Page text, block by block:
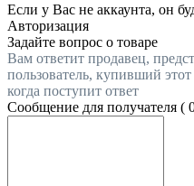
Если у Вас не аккаунта, он
Авторизация
Задайте вопрос о товаре
Вам ответит продавец,
пользователь, купивший
когда поступит ответ
Сообщение для получателя (